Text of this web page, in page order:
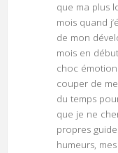
que ma plus
mois quand
de mon
mois en
choc
couper de
du temps
que je ne
propres
humeurs,